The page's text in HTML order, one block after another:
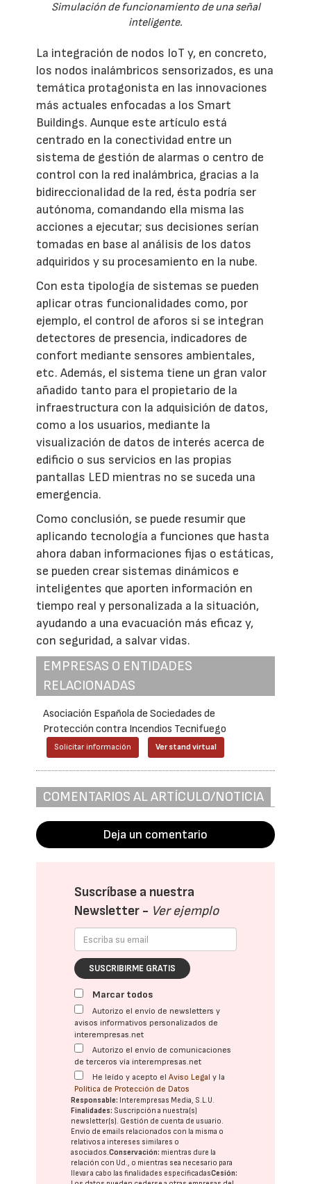
Simulación de funcionamiento de una señal
inteligente.
La integración de nodos IoT y, en concreto,
los nodos inalámbricos sensorizados, es una
temática protagonista en las innovaciones
más actuales enfocadas a los Smart
Buildings. Aunque este artículo está
centrado en la conectividad entre un
sistema de gestión de alarmas o centro de
control con la red inalámbrica, gracias a la
bidireccionalidad de la red, ésta podría ser
autónoma, comandando ella misma las
acciones a ejecutar; sus decisiones serían
tomadas en base al análisis de los datos
adquiridos y su procesamiento en la nube.
Con esta tipología de sistemas se pueden
aplicar otras funcionalidades como, por
ejemplo, el control de aforos si se integran
detectores de presencia, indicadores de
confort mediante sensores ambientales,
etc. Además, el sistema tiene un gran valor
añadido tanto para el propietario de la
infraestructura con la adquisición de datos,
como a los usuarios, mediante la
visualización de datos de interés acerca de
edificio o sus servicios en las propias
pantallas LED mientras no se suceda una
emergencia.
Como conclusión, se puede resumir que
aplicando tecnología a funciones que hasta
ahora daban informaciones fijas o estáticas,
se pueden crear sistemas dinámicos e
inteligentes que aporten información en
tiempo real y personalizada a la situación,
ayudando a una evacuación más eficaz y,
con seguridad, a salvar vidas.
EMPRESAS O ENTIDADES
RELACIONADAS
Asociación Española de Sociedades de
Protección contra Incendios Tecnifuego
Solicitar información Ver stand virtual
COMENTARIOS AL ARTÍCULO/NOTICIA
Deja un comentario
Suscríbase a nuestra
Newsletter - Ver ejemplo
SUSCRIBIRME GRATIS
Marcar todos
Autorizo el envío de newsletters y
avisos informativos personalizados de
interempresas.net
Autorizo el envío de comunicaciones
de terceros vía interempresas.net
He leído y acepto elAviso Legal y la
Política de Protección de Datos
Responsable: Interempresas Media, S.L.U.
Finalidades: Suscripción a nuestra(s)
newsletter(s). Gestión de cuenta de usuario.
Envío de emails relacionados con la misma o
relativos a intereses similares o
asociados.Conservación: mientras dure la
relación con Ud., o mientras sea necesario para
llevar a cabo las finalidades especificadasCesión: